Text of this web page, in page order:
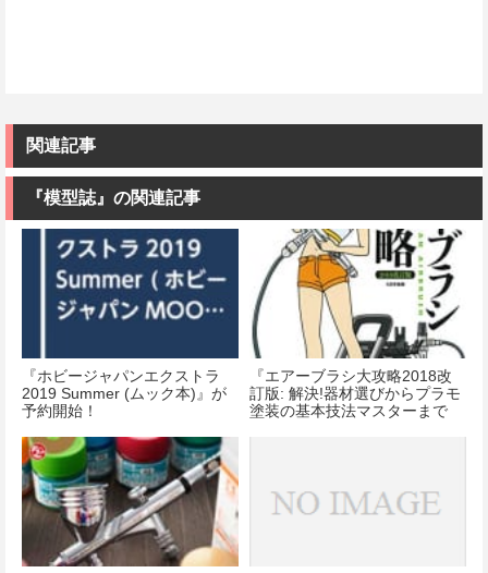
関連記事
『模型誌』の関連記事
『ホビージャパンエクストラ
2019 Summer (ムック本)』が
予約開始！
『エアーブラシ大攻略2018改
訂版: 解決!器材選びからプラモ
塗装の基本技法マスターまで